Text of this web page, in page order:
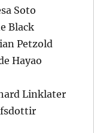
Soto
Black
Petzold
Hayao
Linklater